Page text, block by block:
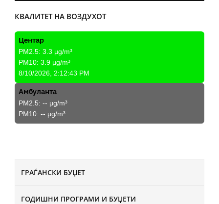
ГРАЃАНСКИ БУЏЕТ
ГОДИШНИ ПРОГРАМИ И БУЏЕТИ
КВАЛИТЕТ НА ВОЗДУХОТ
Центар
PM2.5: 3.3 µg/m³
PM10: 3.9 µg/m³
8/10/2026, 2:12:43 PM
Амбуланта
PM2.5: -- µg/m³
PM10: -- µg/m³